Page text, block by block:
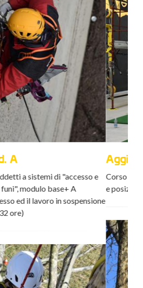
"funi" mod. A
per addetti a sistemi di "accesso
funi" mod.A (8 ore)